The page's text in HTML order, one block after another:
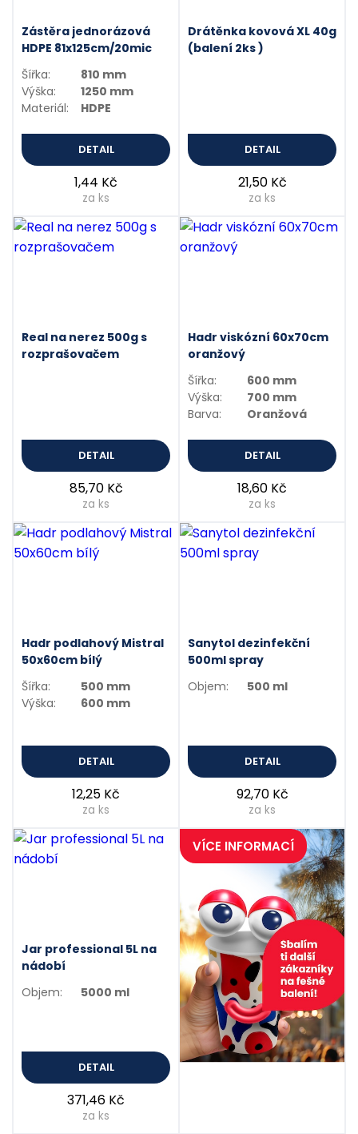
Zástěra jednorázová
HDPE 81x125cm/20mic
Šířka:
810 mm
Výška:
1250 mm
Materiál:
HDPE
DETAIL
1,44 Kč
za ks
Drátěnka kovová XL 40g
(balení 2ks )
DETAIL
21,50 Kč
za ks
Real na nerez 500g s
rozprašovačem
DETAIL
85,70 Kč
za ks
Hadr viskózní 60x70cm
oranžový
Šířka:
600 mm
Výška:
700 mm
Barva:
Oranžová
DETAIL
18,60 Kč
za ks
Hadr podlahový Mistral
50x60cm bílý
Šířka:
500 mm
Výška:
600 mm
DETAIL
12,25 Kč
za ks
Sanytol dezinfekční
500ml spray
Objem:
500 ml
DETAIL
92,70 Kč
za ks
Jar professional 5L na
nádobí
Objem:
5000 ml
DETAIL
371,46 Kč
za ks
VÍCE INFORMACÍ